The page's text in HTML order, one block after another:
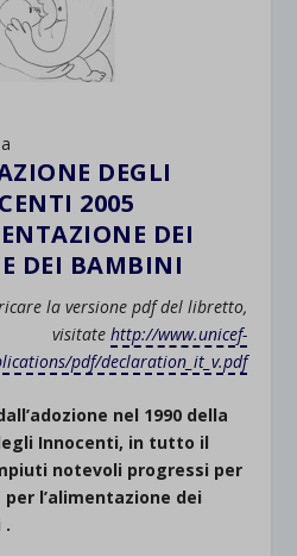
DEGLI
2005
DEI
DEI BAMBINI
la versione pdf del libretto,
visitate http://www.unicef-
pdf/declaration_it_v.pdf
nel 1990 della
Innocenti, in tutto il
notevoli progressi per
l’alimentazione dei
.